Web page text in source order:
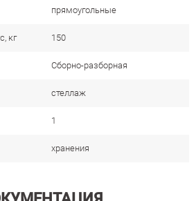
прямоугольные
кг 150
Сборно-разборная
стеллаж
1
хранения